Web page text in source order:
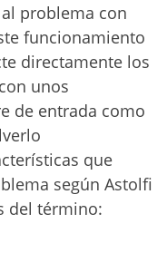
problema con
funcionamiento
directamente los
unos
de entrada como
que
según Astolfi
del término: